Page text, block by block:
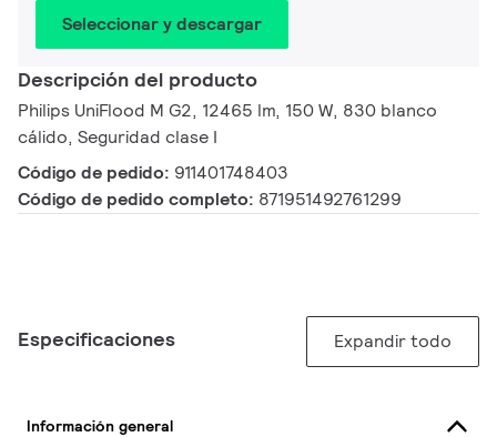
Seleccionar y descargar
Descripción del producto
Philips UniFlood M G2, 12465 lm, 150 W, 830 blanco
cálido, Seguridad clase I
Código de pedido: 911401748403
Código de pedido completo: 871951492761299
Especificaciones Expandir todo
Información general